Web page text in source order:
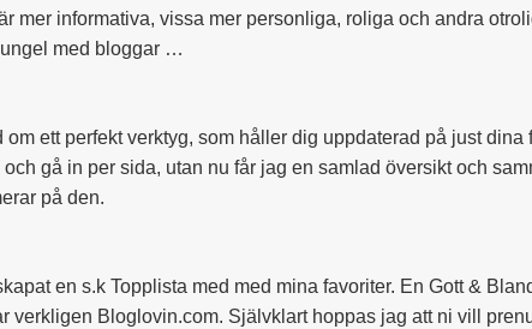
mer informativa, vissa mer personliga, roliga och andra
med bloggar …
om ett perfekt verktyg, som håller dig uppdaterad på just
gå in per sida, utan nu får jag en samlad översikt och
på den.
en s.k Topplista med med mina favoriter. En Gott &
verkligen Bloglovin.com. Självklart hoppas jag att ni vill